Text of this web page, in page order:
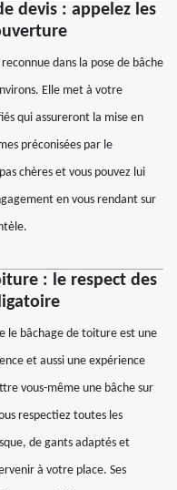
devis : appelez les
dans la pose de bâche
Elle met à votre
qui assureront la mise en
préconisées par le
chères et vous pouvez lui
en vous rendant sur
: le respect des
le bâchage de toiture est une
et aussi une expérience
vous-même une bâche sur
respectiez toutes les
de gants adaptés et
à votre place. Ses